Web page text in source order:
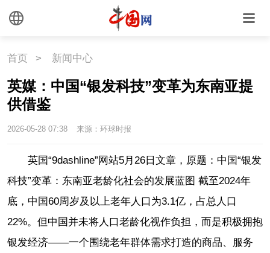
首页 > 新闻中心
英媒：中国“银发科技”变革为东南亚提
供借鉴
2026-05-28 07:38 来源：环球时报
英国“9dashline”网站5月26日文章，原题：中国“银发
科技”变革：东南亚老龄化社会的发展蓝图 截至2024年
底，中国60周岁及以上老年人口为3.1亿，占总人口
22%。但中国并未将人口老龄化视作负担，而是积极拥抱
银发经济——一个围绕老年群体需求打造的商品、服务